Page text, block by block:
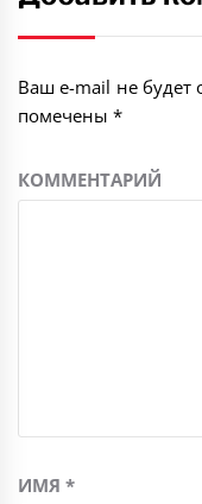
Ваш e-mail не будет
помечены*
КОММЕНТАРИЙ
ИМЯ*